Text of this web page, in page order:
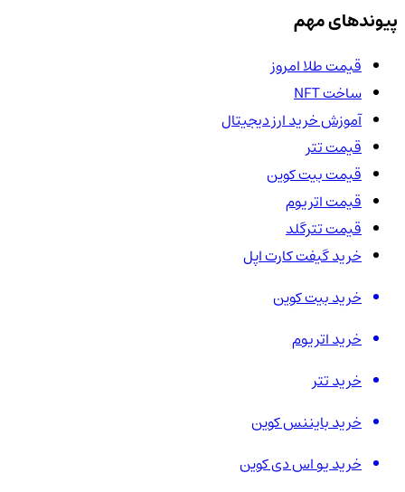
پیوندهای مهم
قیمت طلا امروز
ساخت NFT
آموزش خرید ارز دیجیتال
قیمت تتر
قیمت بیت کوین
قیمت اتریوم
قیمت تترگلد
خرید گیفت کارت اپل
خرید بیت کوین
خرید اتریوم
خرید تتر
خرید بایننس کوین
خرید یو اس دی کوین